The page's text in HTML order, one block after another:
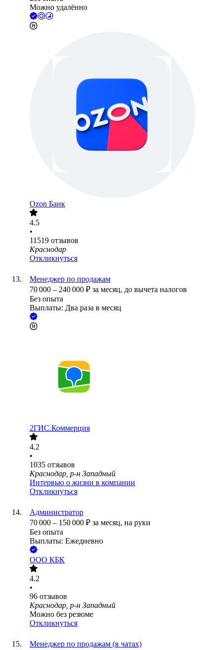
Можно удалённо
Ozon Банк
4.5
•
11519 отзывов
Краснодар
Откликнуться
Менеджер по продажам
70 000 – 240 000 ₽ за месяц, до вычета налогов
Без опыта
Выплаты: Два раза в месяц
2ГИС.Коммерция
4.2
•
1035 отзывов
Краснодар, р-н Западный
Интервью о жизни в компании
Откликнуться
Администратор
70 000 – 150 000 ₽ за месяц, на руки
Без опыта
Выплаты: Ежедневно
ООО КБК
4.2
•
96 отзывов
Краснодар, р-н Западный
Можно без резюме
Откликнуться
Менеджер по продажам (в чатах)